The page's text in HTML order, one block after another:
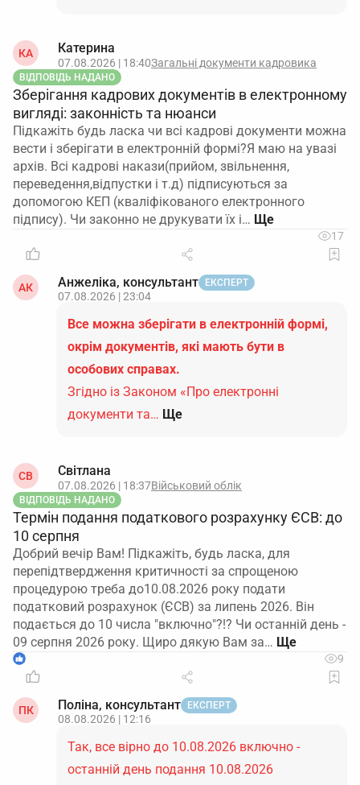
КА Катерина
07.08.2026 | 18:40Загальні документи кадровика
ВІДПОВІДЬ НАДАНО
Зберігання кадрових документів в електронному
вигляді: законність та нюанси
Підкажіть будь ласка чи всі кадрові документи можна
вести і зберігати в електронній формі?Я маю на увазі
архів. Всі кадрові накази(прийом, звільнення,
переведення,відпустки і т.д) підписуються за
допомогою КЕП (кваліфікованого електронного
підпису). Чи законно не друкувати їх і…
17
АК Анжеліка, консультант ЕКСПЕРТ
07.08.2026 | 23:04
Все можна зберігати в електронній формі,
окрім документів, які мають бути в
особових справах.
Згідно із Законом «Про електронні
документи та… Ще
СВ Світлана
07.08.2026 | 18:37Військовий облік
ВІДПОВІДЬ НАДАНО
Термін подання податкового розрахунку ЄСВ: до
10 серпня
Добрий вечір Вам! Підкажіть, будь ласка, для
перепідтвердження критичності за спрощеною
процедурою треба до10.08.2026 року подати
податковий розрахунок (ЄСВ) за липень 2026. Він
подається до 10 числа "включно"?!? Чи останній день -
09 серпня 2026 року. Щиро дякую Вам за…
1 9
ПК Поліна, консультант ЕКСПЕРТ
08.08.2026 | 12:16
Так, все вірно до 10.08.2026 включно -
останній день подання 10.08.2026